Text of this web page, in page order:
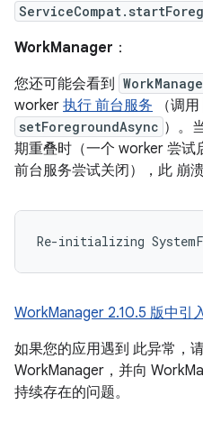
WorkManager ：
您还可能会看到
worker 执行 前台服务 （调用
setForegroundAsync ）。
期重叠时（一个 worker 尝试
前台服务尝试关闭），此 崩
WorkManager 2.10.5 版中引
如果您的应用遇到 此异常，
WorkManager，并向
持续存在的问题。